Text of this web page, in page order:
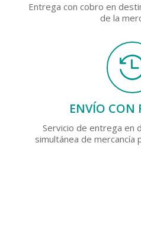
Entrega con cobro en
de la
ENVÍO CON
Servicio de entrega en
simultánea de mercancía